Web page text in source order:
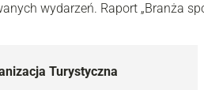
wydarzeń. Raport „Branża
Turystyczna